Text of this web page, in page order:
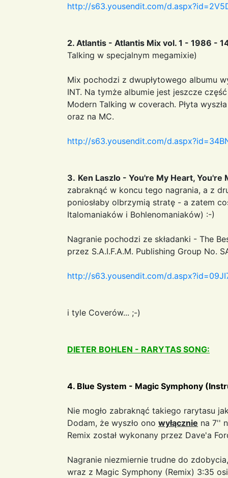
http://s63.yousendit.com/
2. Atlantis - Atlantis Mix vol. 1 - 1986 -
Talking w specjalnym megamixie)
Mix pochodzi z dwupłytowego albumu
INT. Na tymże albumie jest jeszcze
Modern Talking w coverach. Płyta
oraz na MC.
http://s63.yousendit.com/
3. Ken Laszlo - You're My Heart,
zabraknąć w koncu tego nagrania, a z
poniosłaby olbrzymią stratę - a zatem
Italomaniaków i Bohlenomaniaków) :-)
Nagranie pochodzi ze składanki - The
przez S.A.I.F.A.M. Publishing Group No.
http://s63.yousendit.com/
i tyle Coverów... ;-)
DIETER BOHLEN - RARYTAS SONG:
4. Blue System - Magic Symphony
Nie mogło zabraknąć takiego rarytasu
Dodam, że wyszło ono wyłącznie na 7''
Remix został wykonany przez Dave'a
Nagranie niezmiernie trudne do
wraz z Magic Symphony (Remix) 3:35